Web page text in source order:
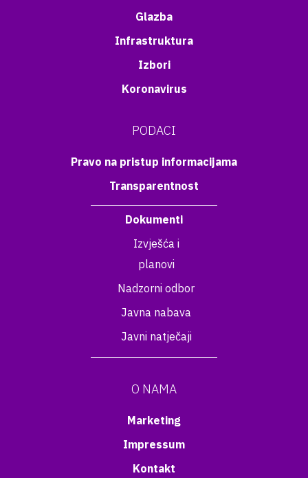
Glazba
Infrastruktura
Izbori
Koronavirus
PODACI
Pravo na pristup informacijama
Transparentnost
Dokumenti
Izvješća i
planovi
Nadzorni odbor
Javna nabava
Javni natječaji
O NAMA
Marketing
Impressum
Kontakt